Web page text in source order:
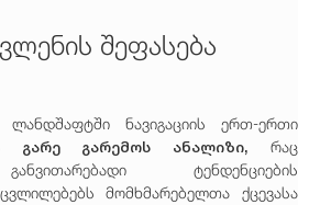
შეფასება
ლანდშაფტში ნავიგაციის ერთ-ერთი
გარე გარემოს ანალიზი, რაც
ტენდენციების
მომხმარებელთა ქცევასა